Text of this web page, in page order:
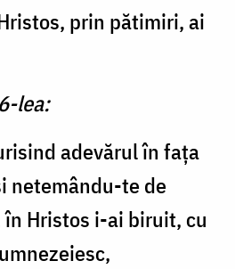
prin pătimiri, ai
lea:
adevărul în fața
netemându-te de
Hristos i-ai biruit, cu